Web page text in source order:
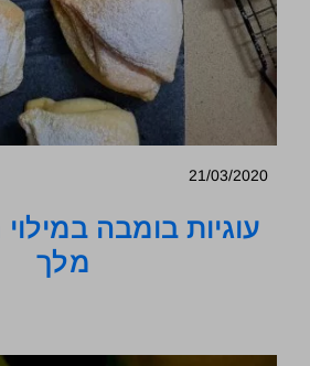
21/03/2020
עוגיות בומבה במילוי
מלך